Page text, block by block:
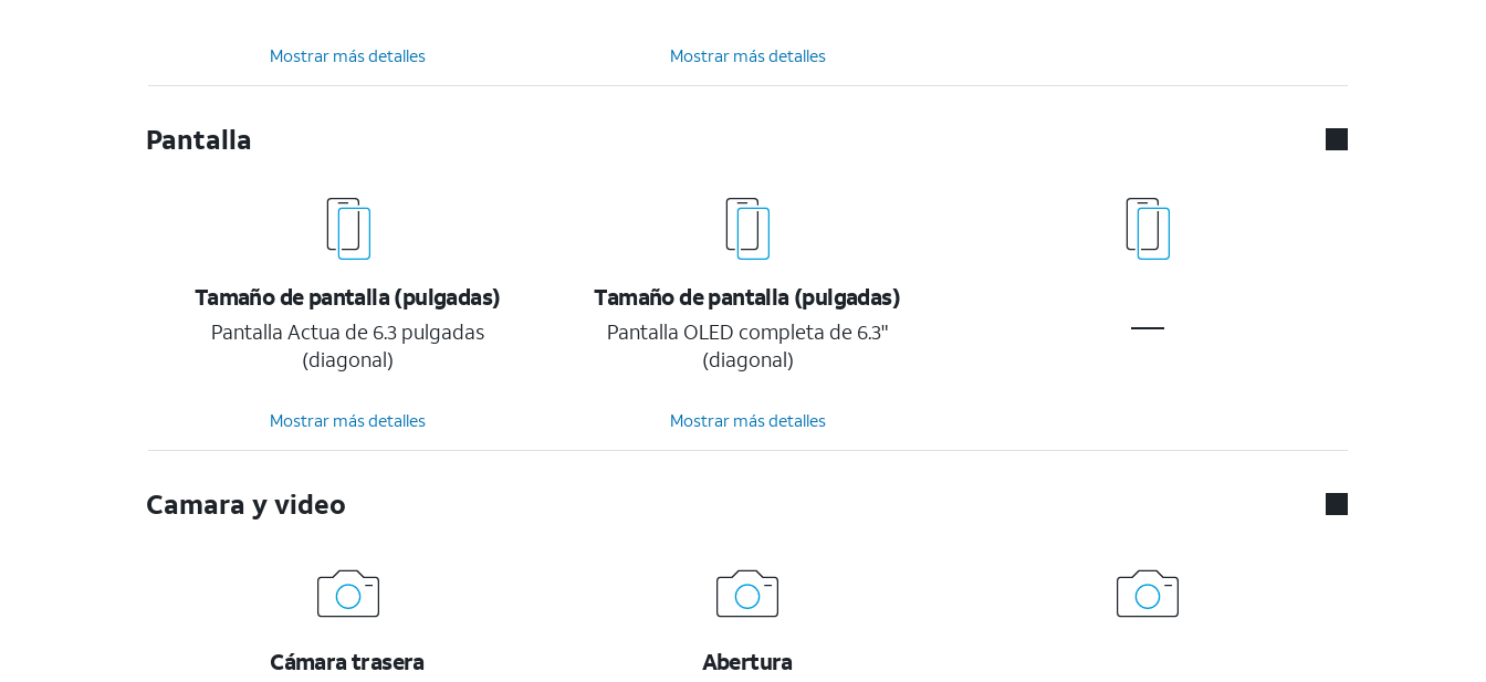
Mostrar más detalles Mostrar más detalles
Pantalla
Tamaño de pantalla (pulgadas)
Pantalla Actua de 6.3 pulgadas
(diagonal)
Tamaño de pantalla (pulgadas)
Pantalla OLED completa de 6.3"
(diagonal)
Mostrar más detalles Mostrar más detalles
Camara y video
Cámara trasera Abertura